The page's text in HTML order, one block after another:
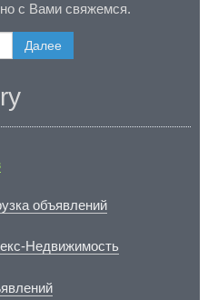
с Вами свяжемся.
Далее
объявлений
Недвижимость